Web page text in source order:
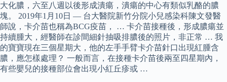
大化膿，六至八週以後形成潰瘍，潰瘍的中心有類似乳酪的膿
塊。 2019年1月10日 — 台大醫院新竹分院小兒感染科陳文發醫
師說，卡介苗也稱為BCG疫苗， … 卡介苗接種後，形成膿瘍並
持續腫大，經醫師在診間細針抽吸排膿後的照片，非正常 … 我
的寶寶現在三個星期大，他的左手手臂卡介苗針口出現紅腫含
膿，應怎樣處理？ 一般而言，在接種卡介苗後兩至四星期內，
有些嬰兒的接種部位會出現小紅丘疹或 …